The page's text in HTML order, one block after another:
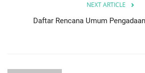
NEXT ARTICLE
Daftar Rencana Umum